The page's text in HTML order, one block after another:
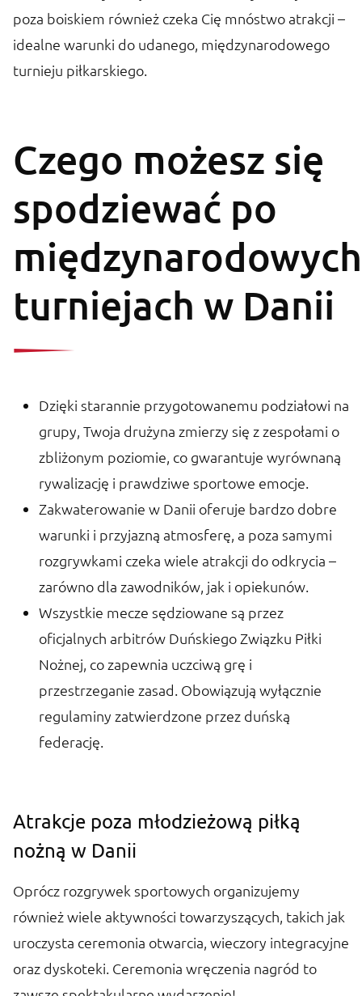
poza boiskiem również czeka Cię mnóstwo atrakcji –
idealne warunki do udanego, międzynarodowego
turnieju piłkarskiego.
Czego możesz się
spodziewać po
międzynarodowych
turniejach w Danii
Dzięki starannie przygotowanemu podziałowi na
grupy, Twoja drużyna zmierzy się z zespołami o
zbliżonym poziomie, co gwarantuje wyrównaną
rywalizację i prawdziwe sportowe emocje.
Zakwaterowanie w Danii oferuje bardzo dobre
warunki i przyjazną atmosferę, a poza samymi
rozgrywkami czeka wiele atrakcji do odkrycia –
zarówno dla zawodników, jak i opiekunów.
Wszystkie mecze sędziowane są przez
oficjalnych arbitrów Duńskiego Związku Piłki
Nożnej, co zapewnia uczciwą grę i
przestrzeganie zasad. Obowiązują wyłącznie
regulaminy zatwierdzone przez duńską
federację.
Atrakcje poza młodzieżową piłką
nożną w Danii
Oprócz rozgrywek sportowych organizujemy
również wiele aktywności towarzyszących, takich jak
uroczysta ceremonia otwarcia, wieczory integracyjne
oraz dyskoteki. Ceremonia wręczenia nagród to